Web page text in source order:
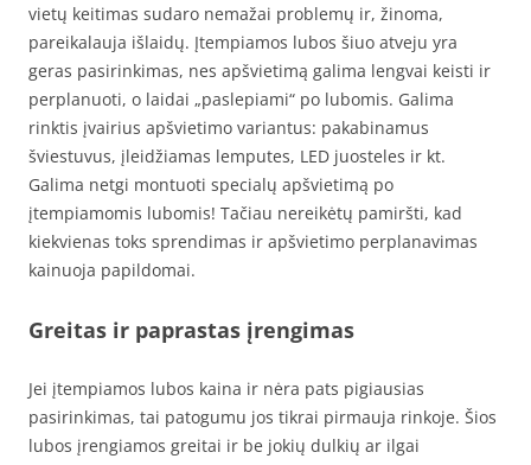
vietų keitimas sudaro nemažai problemų ir, žinoma,
pareikalauja išlaidų. Įtempiamos lubos šiuo atveju yra
geras pasirinkimas, nes apšvietimą galima lengvai keisti ir
perplanuoti, o laidai „paslepiami“ po lubomis. Galima
rinktis įvairius apšvietimo variantus: pakabinamus
šviestuvus, įleidžiamas lemputes, LED juosteles ir kt.
Galima netgi montuoti specialų apšvietimą po
įtempiamomis lubomis! Tačiau nereikėtų pamiršti, kad
kiekvienas toks sprendimas ir apšvietimo perplanavimas
kainuoja papildomai.
Greitas ir paprastas įrengimas
Jei įtempiamos lubos kaina ir nėra pats pigiausias
pasirinkimas, tai patogumu jos tikrai pirmauja rinkoje. Šios
lubos įrengiamos greitai ir be jokių dulkių ar ilgai